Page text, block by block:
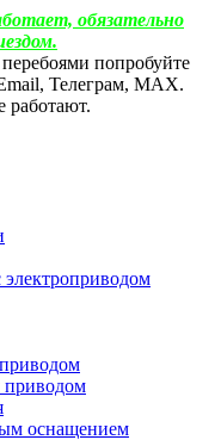
обязательно
перебоями попробуйте
Телеграм, МАХ.
работают.
электроприводом
приводом
оснащением